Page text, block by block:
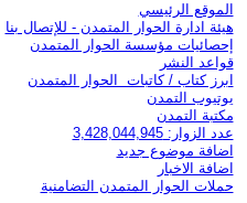
الموقع الرئيسي
هيئة ادارة الحوار المتمدن - للإتصال بنا
إحصائيات مؤسسة الحوار المتمدن
قواعد النشر
ابرز كتاب / كاتبات الحوار المتمدن
يوتيوب التمدن
مكتبة التمدن
عدد الزوار: 3,428,044,945
اضافة موضوع جديد
اضافة الاخبار
حملات الحوار المتمدن التضامنية